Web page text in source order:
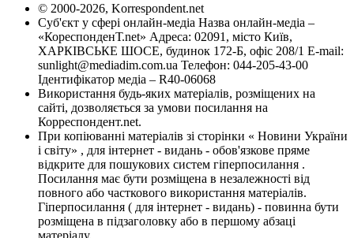
© 2000-2026, Korrespondent.net
Суб'єкт у сфері онлайн-медіа Назва онлайн-медіа –
«КореспонденТ.net» Адреса: 02091, місто Київ,
ХАРКІВСЬКЕ ШОСЕ, будинок 172-Б, офіс 208/1 E-mail:
sunlight@mediadim.com.ua Телефон: 044-205-43-00
Ідентифікатор медіа – R40-06068
Використання будь-яких матеріалів, розміщених на
сайті, дозволяється за умови посилання на
Корреспондент.net.
При копіюванні матеріалів зі сторінки « Новини України
і світу» , для інтернет - видань - обов'язкове пряме
відкрите для пошукових систем гіперпосилання .
Посилання має бути розміщена в незалежності від
повного або часткового використання матеріалів.
Гіперпосилання ( для інтернет - видань) - повинна бути
розміщена в підзаголовку або в першому абзаці
матеріалу.